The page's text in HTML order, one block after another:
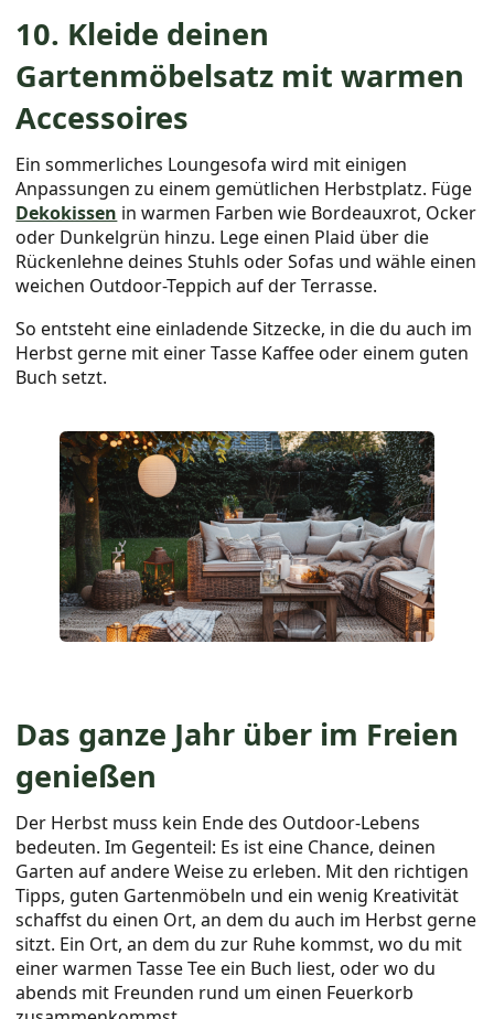
10. Kleide deinen
Gartenmöbelsatz mit warmen
Accessoires
Ein sommerliches Loungesofa wird mit einigen
Anpassungen zu einem gemütlichen Herbstplatz. Füge
Dekokissen in warmen Farben wie Bordeauxrot, Ocker
oder Dunkelgrün hinzu. Lege einen Plaid über die
Rückenlehne deines Stuhls oder Sofas und wähle einen
weichen Outdoor-Teppich auf der Terrasse.
So entsteht eine einladende Sitzecke, in die du auch im
Herbst gerne mit einer Tasse Kaffee oder einem guten
Buch setzt.
Das ganze Jahr über im Freien
genießen
Der Herbst muss kein Ende des Outdoor-Lebens
bedeuten. Im Gegenteil: Es ist eine Chance, deinen
Garten auf andere Weise zu erleben. Mit den richtigen
Tipps, guten Gartenmöbeln und ein wenig Kreativität
schaffst du einen Ort, an dem du auch im Herbst gerne
sitzt. Ein Ort, an dem du zur Ruhe kommst, wo du mit
einer warmen Tasse Tee ein Buch liest, oder wo du
abends mit Freunden rund um einen Feuerkorb